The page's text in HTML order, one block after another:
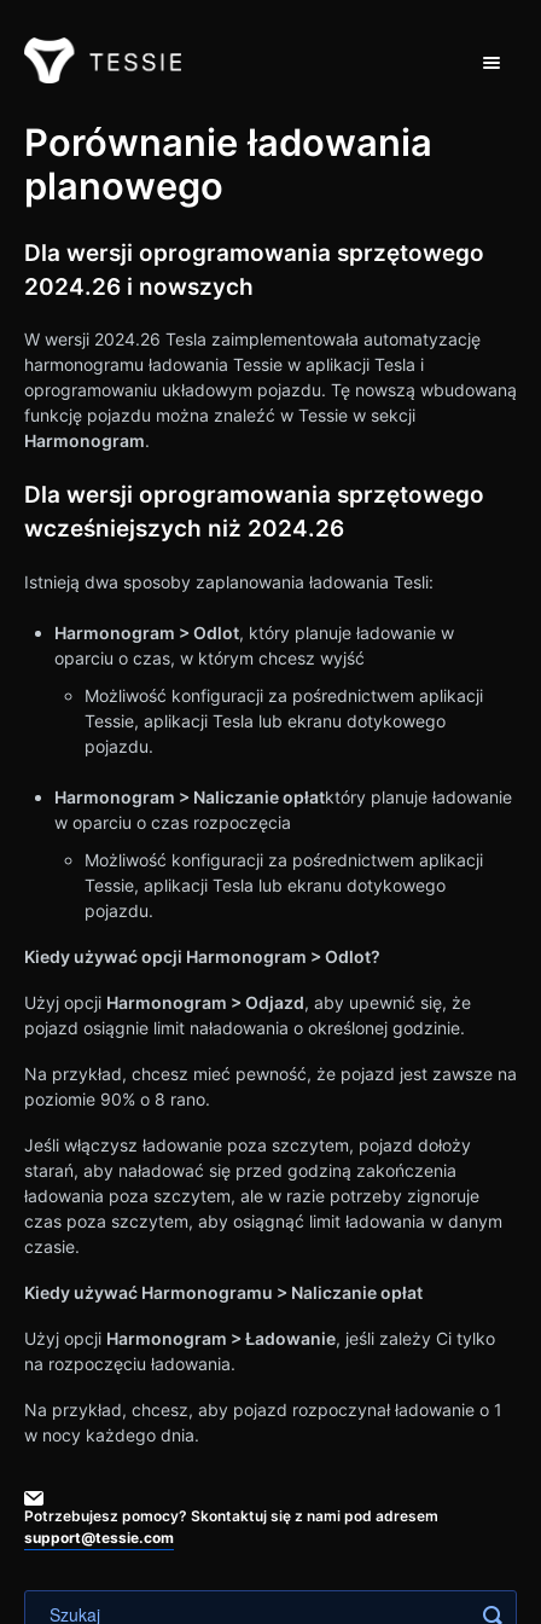
Wsparcie dla domu
Porównanie ładowania
planowego
Dla wersji oprogramowania sprzętowego
2024.26 i nowszych
W wersji 2024.26 Tesla zaimplementowała automatyzację
harmonogramu ładowania Tessie w aplikacji Tesla i
oprogramowaniu układowym pojazdu. Tę nowszą wbudowaną
funkcję pojazdu można znaleźć w Tessie w sekcji
Harmonogram.
Dla wersji oprogramowania sprzętowego
wcześniejszych niż 2024.26
Istnieją dwa sposoby zaplanowania ładowania Tesli:
Harmonogram > Odlot, który planuje ładowanie w
oparciu o czas, w którym chcesz wyjść
Możliwość konfiguracji za pośrednictwem aplikacji
Tessie, aplikacji Tesla lub ekranu dotykowego
pojazdu.
Harmonogram > Naliczanie opłatktóry planuje ładowanie
w oparciu o czas rozpoczęcia
Możliwość konfiguracji za pośrednictwem aplikacji
Tessie, aplikacji Tesla lub ekranu dotykowego
pojazdu.
Kiedy używać opcji Harmonogram > Odlot?
Użyj opcji Harmonogram > Odjazd, aby upewnić się, że
pojazd osiągnie limit naładowania o określonej godzinie.
Na przykład, chcesz mieć pewność, że pojazd jest zawsze na
poziomie 90% o 8 rano.
Jeśli włączysz ładowanie poza szczytem, pojazd dołoży
starań, aby naładować się przed godziną zakończenia
ładowania poza szczytem, ale w razie potrzeby zignoruje
czas poza szczytem, aby osiągnąć limit ładowania w danym
czasie.
Kiedy używać Harmonogramu > Naliczanie opłat
Użyj opcji Harmonogram > Ładowanie, jeśli zależy Ci tylko
na rozpoczęciu ładowania.
Na przykład, chcesz, aby pojazd rozpoczynał ładowanie o 1
w nocy każdego dnia.
Potrzebujesz pomocy? Skontaktuj się z nami pod adresem
support@tessie.com